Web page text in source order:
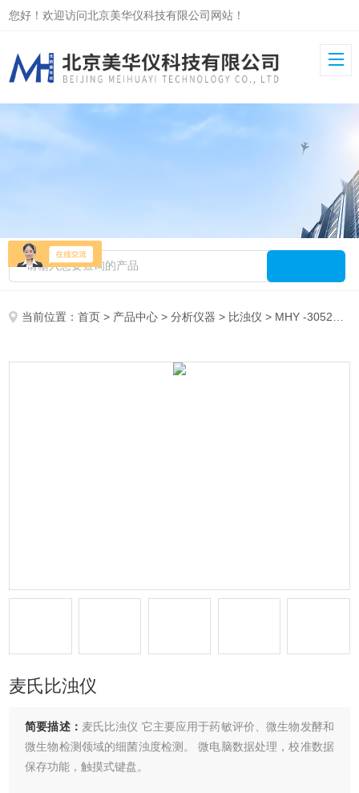
您好！欢迎访问北京美华仪科技有限公司网站！
当前位置：首页 > 产品中心 >分析仪器 > 比浊仪 > MHY -30524麦氏比浊仪
麦氏比浊仪
简要描述： 麦氏比浊仪 它主要应用于药敏评价、微生物发酵和
微生物检测领域的细菌浊度检测。 微电脑数据处理，校准数据
保存功能，触摸式键盘。